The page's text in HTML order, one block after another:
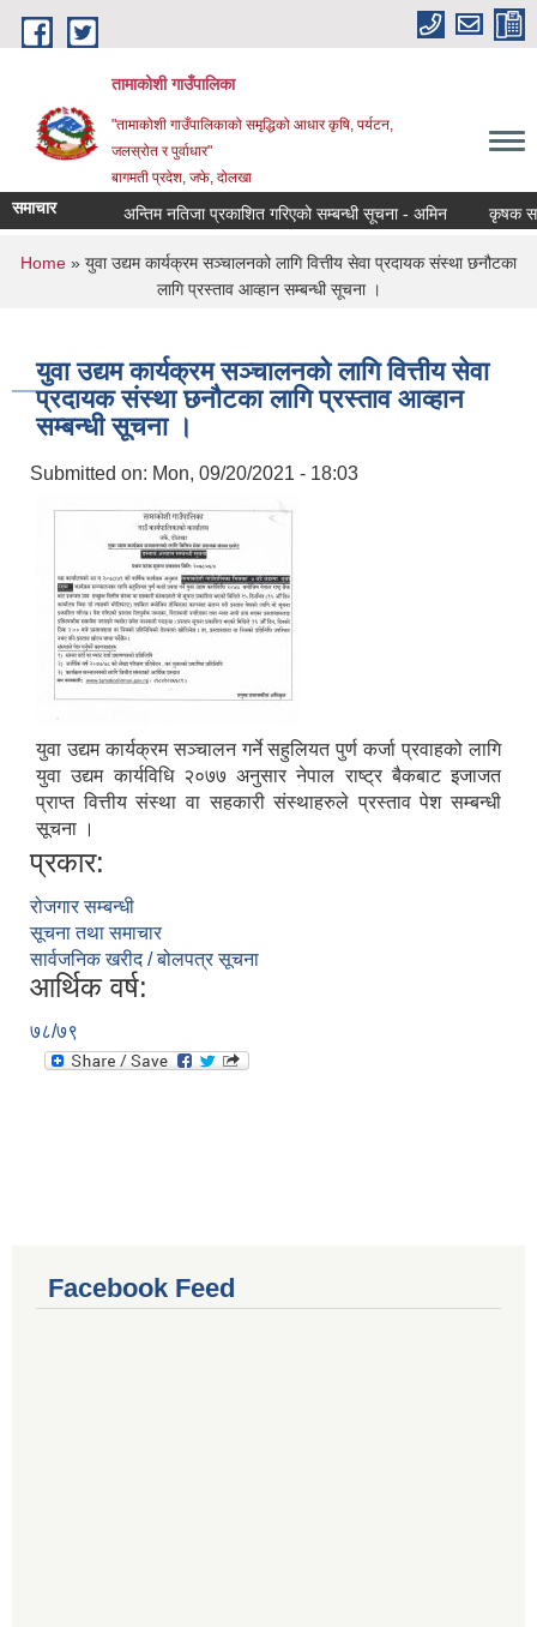
Skip to main content
तामाकोशी गाउँपालिका
"तामाकोशी गाउँपालिकाको समृद्धिको आधार कृषि, पर्यटन,
जलस्रोत र पुर्वाधार"
बागमती प्रदेश, जफे, दोलखा
समाचार अन्तिम नतिजा प्रकाशित गरिएको सम्बन्धी सूचना - अमिन कृषक समूह
You are here
Home » युवा उद्यम कार्यक्रम सञ्चालनको लागि वित्तीय सेवा प्रदायक संस्था छनौटका
लागि प्रस्ताव आव्हान सम्बन्धी सूचना ।
युवा उद्यम कार्यक्रम सञ्चालनको लागि वित्तीय सेवा
प्रदायक संस्था छनौटका लागि प्रस्ताव आव्हान
सम्बन्धी सूचना ।
Submitted on: Mon, 09/20/2021 - 18:03
युवा उद्यम कार्यक्रम सञ्चालन गर्ने सहुलियत पुर्ण कर्जा प्रवाहको लागि
युवा उद्यम कार्यविधि २०७७ अनुसार नेपाल राष्ट्र बैकबाट इजाजत
प्राप्त वित्तीय संस्था वा सहकारी संस्थाहरुले प्रस्ताव पेश सम्बन्धी
सूचना ।
प्रकार:
रोजगार सम्बन्धी
सूचना तथा समाचार
सार्वजनिक खरीद / बोलपत्र सूचना
आर्थिक वर्ष:
७८/७९
Facebook Feed